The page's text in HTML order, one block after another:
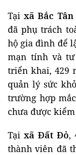
Tại xã Bắc Tân
đã phụ trách
hộ gia đình để
mạn tính và tư
triển khai, 429
quản lý sức
trường hợp
chưa được
Tại xã Đất Đỏ,
thành viên đã